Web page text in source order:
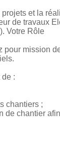
et la
de travaux
Votre Rôle
pour mission
:
chantiers ;
de chantier